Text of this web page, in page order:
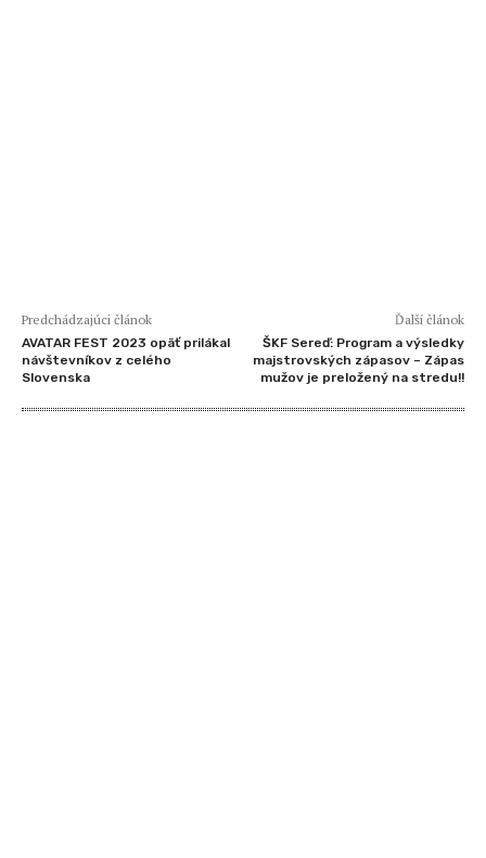
Predchádzajúci článok
AVATAR FEST 2023 opäť prilákal
návštevníkov z celého
Slovenska
Ďalší článok
ŠKF Sereď: Program a výsledky
majstrovských zápasov – Zápas
mužov je preložený na stredu!!